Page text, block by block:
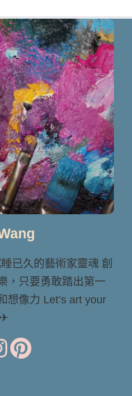
已久的藝術家靈魂 創
，只要勇敢踏出第一
想像力 Let’s art your